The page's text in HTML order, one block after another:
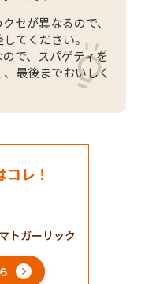
セが異なるので、
てください。
で、スパゲティを
最後までおいしく
レ！
トガーリック